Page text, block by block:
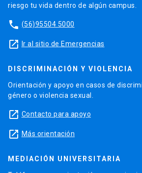
riesgo tu vida dentro de algún campus.
phone (56)95504 5000
launch Ir al sitio de Emergencias
DISCRIMINACIÓN Y VIOLENCIA
Orientación y apoyo en casos de
género o violencia sexual.
launch Contacto para apoyo
launch Más orientación
MEDIACIÓN UNIVERSITARIA